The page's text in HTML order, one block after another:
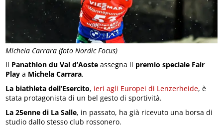
Michela Carrara (foto Nordic Focus)
Il Panathlon du Val d’Aoste assegna il premio speciale Fair
Play a Michela Carrara.
La biathleta dell’Esercito, ieri agli Europei di Lenzerheide, è
stata protagonista di un bel gesto di sportività.
La 25enne di La Salle, in passato, ha già ricevuto una borsa di
studio dallo stesso club rossonero.